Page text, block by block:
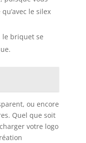
le silex
le briquet se
ou encore
Quel que soit
votre logo